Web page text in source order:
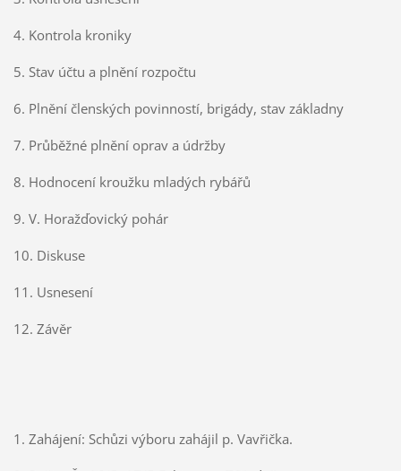
4. Kontrola kroniky
5. Stav účtu a plnění rozpočtu
6. Plnění členských povinností, brigády, stav základny
7. Průběžné plnění oprav a údržby
8. Hodnocení kroužku mladých rybářů
9. V. Horažďovický pohár
10. Diskuse
11. Usnesení
12. Závěr
1. Zahájení: Schůzi výboru zahájil p. Vavřička.